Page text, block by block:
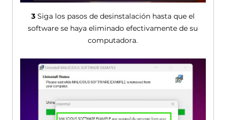
3Siga los pasos de desinstalación hasta que el
software se haya eliminado efectivamente de su
computadora.